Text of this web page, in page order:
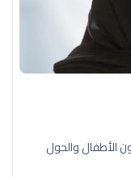
الأطفال والحول